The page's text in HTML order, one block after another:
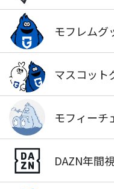
モフレムグ
マスコット
モフィーチ
DAZN年間